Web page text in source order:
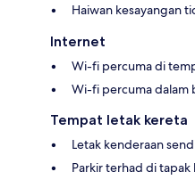
Haiwan kesayangan
Internet
Wi-fi percuma di
Wi-fi percuma dalam
Tempat letak kereta
Letak kenderaan
Parkir terhad di tapak